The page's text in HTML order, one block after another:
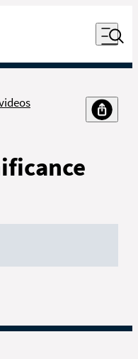
Åben
Udfør søgning